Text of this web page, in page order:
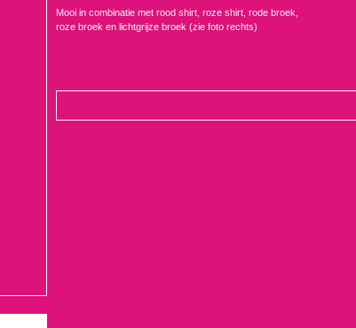
Mooi in combinatie met rood shirt, roze shirt, rode broek,
roze broek en lichtgrijze broek (zie foto rechts)